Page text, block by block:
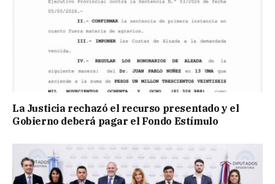
La Justicia rechazó el recurso presentado y el
Gobierno deberá pagar el Fondo Estímulo